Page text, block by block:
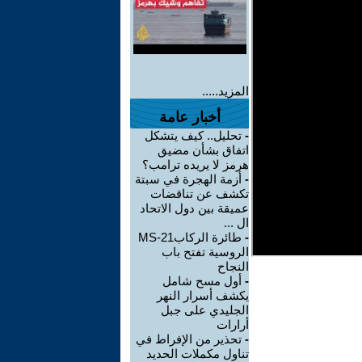
المزيد.....
أخبار عامة
- تحليل.. كيف يتشكل
اتفاق بشأن مضيق
هرمز لا يريده ترامب؟
- أزمة الهجرة في سبتة
تكشف عن تناقضات
عميقة بين دول الاتحاد
ال ...
-
طائرة الركابMS-21
الروسية تفتح باب
النجاح
- أول مسح شامل
يكشف أسرار النهر
الجليدي على جبل
أرارات
- تحذير من الإفراط في
تناول مكملات الحديد